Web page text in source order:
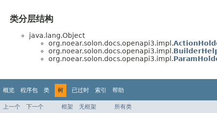
类分层结构
java.lang.Object
org.noear.solon.docs.openapi3.impl.
org.noear.solon.docs.openapi3.impl.
org.noear.solon.docs.openapi3.impl.
概览 程序包 类 树 已过时 索引 帮助
上一个 下一个 框架 无框架 所有类